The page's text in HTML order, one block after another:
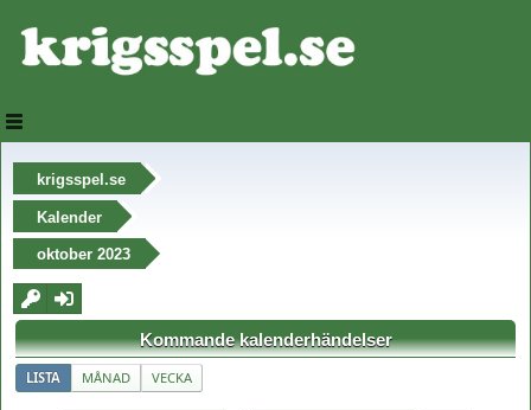
krigsspel.se
Kalender
oktober 2023
Kommande kalenderhändelser
LISTA MÅNAD VECKA